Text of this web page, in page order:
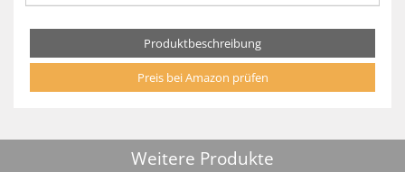
Produktbeschreibung
Preis bei Amazon prüfen
Weitere Produkte